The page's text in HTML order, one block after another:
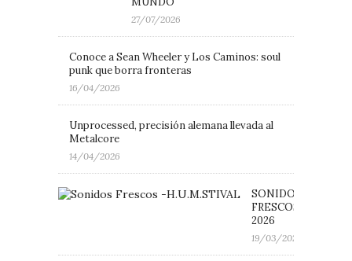
27/07/2026
Conoce a Sean Wheeler y Los Caminos: soul
punk que borra fronteras
16/04/2026
Unprocessed, precisión alemana llevada al
Metalcore
14/04/2026
SONIDOS
FRESCOS:
2026
19/03/2026